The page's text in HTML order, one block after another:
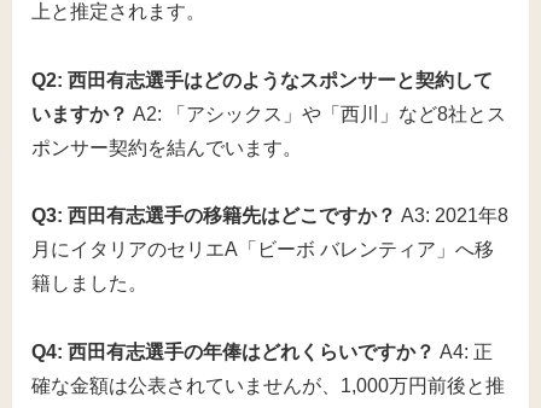
上と推定されます。
Q2: 西田有志選手はどのようなスポンサーと契約して
いますか？ A2: 「アシックス」や「西川」など8社とス
ポンサー契約を結んでいます。
Q3: 西田有志選手の移籍先はどこですか？ A3: 2021年8
月にイタリアのセリエA「ビーボ バレンティア」へ移
籍しました。
Q4: 西田有志選手の年俸はどれくらいですか？ A4: 正
確な金額は公表されていませんが、1,000万円前後と推